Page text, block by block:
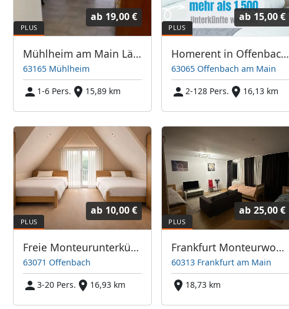
ab 19,00 €
Mühlheim am Main Lämmerspiel
63165 Mühlheim
1-6 Pers.
15,89 km
ab 15,00 €
Homerent in Offenbach am Main und Umgebung
63065 Offenbach am Main
2-128 Pers.
16,13 km
ab 10,00 €
Freie Monteurunterkünfte in Offenbach – JETZT anrufen! Wir sprechen auch Polnisch
63071 Offenbach
3-20 Pers.
16,93 km
ab 25,00 €
Frankfurt Monteurwohnung
60313 Frankfurt am Main
18,73 km